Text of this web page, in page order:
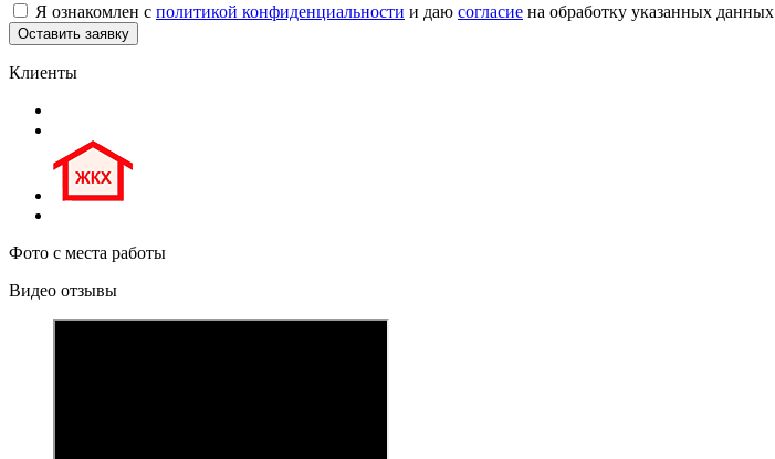
Я ознакомлен с политикой конфиденциальности и даю согласие на обработку указанных данных
Клиенты
Фото с места работы
Видео отзывы